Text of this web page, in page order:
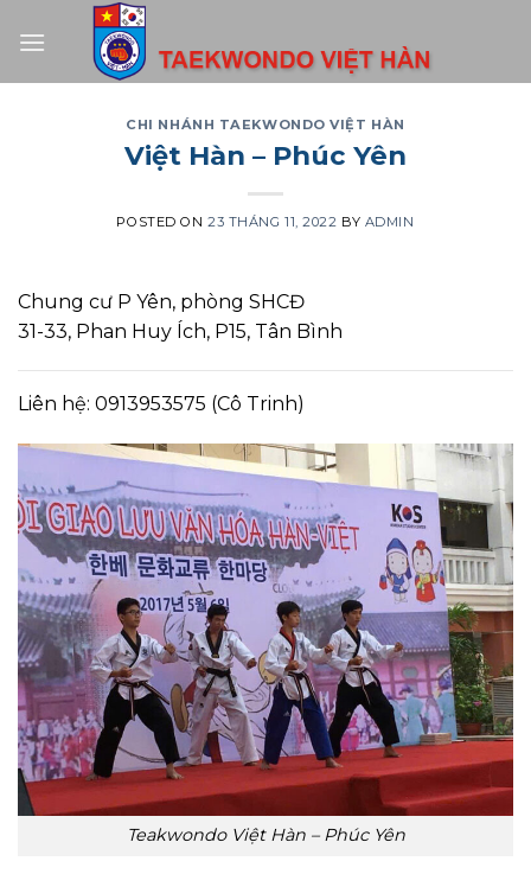
CHI NHÁNH TAEKWONDO VIỆT HÀN
Việt Hàn – Phúc Yên
POSTED ON 23 THÁNG 11, 2022 BY ADMIN
Chung cư P Yên, phòng SHCĐ
31-33, Phan Huy Ích, P15, Tân Bình
Liên hệ: 0913953575 (Cô Trinh)
Teakwondo Việt Hàn – Phúc Yên